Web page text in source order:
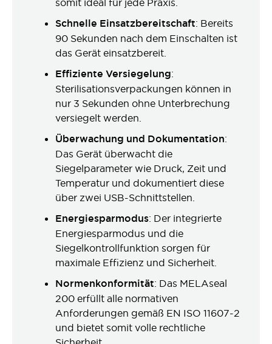
somit ideal für jede Praxis.
Schnelle Einsatzbereitschaft: Bereits
90 Sekunden nach dem Einschalten ist
das Gerät einsatzbereit.
Effiziente Versiegelung:
Sterilisationsverpackungen können in
nur 3 Sekunden ohne Unterbrechung
versiegelt werden.
Überwachung und Dokumentation:
Das Gerät überwacht die
Siegelparameter wie Druck, Zeit und
Temperatur und dokumentiert diese
über zwei USB-Schnittstellen.
Energiesparmodus: Der integrierte
Energiesparmodus und die
Siegelkontrollfunktion sorgen für
maximale Effizienz und Sicherheit.
Normenkonformität: Das MELAseal
200 erfüllt alle normativen
Anforderungen gemäß EN ISO 11607-2
und bietet somit volle rechtliche